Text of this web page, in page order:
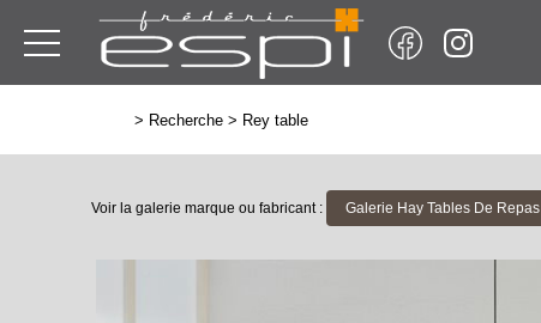
> Recherche > Rey table
Voir la galerie marque ou fabricant : Galerie Hay Tables De Repas